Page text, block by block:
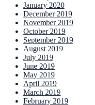
January 2020
December 2019
November 2019
October 2019
September 2019
August 2019
July 2019
June 2019
May 2019
April 2019
March 2019
February 2019